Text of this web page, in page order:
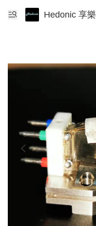
Hedonic 享樂